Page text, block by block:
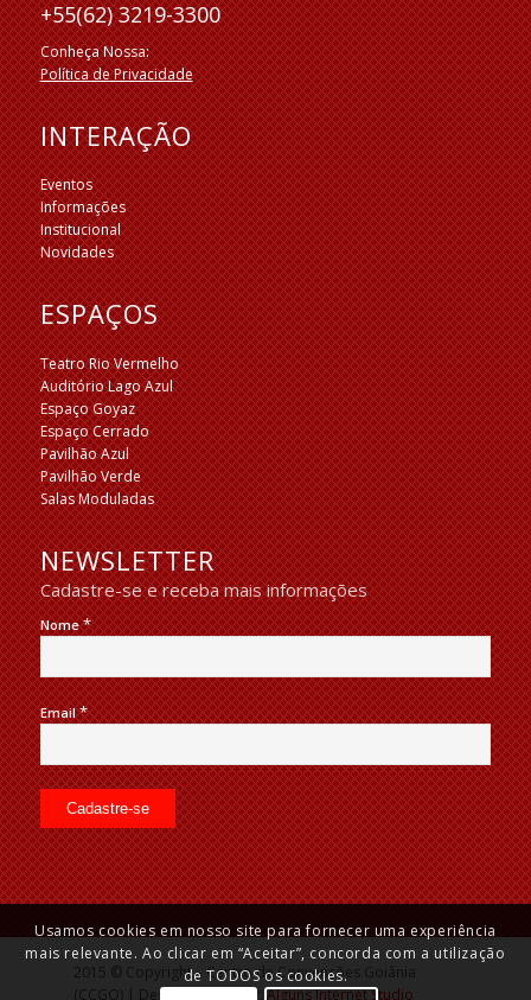
+55(62) 3219-3300
Conheça Nossa:
Política de Privacidade
INTERAÇÃO
Eventos
Informações
Institucional
Novidades
ESPAÇOS
Teatro Rio Vermelho
Auditório Lago Azul
Espaço Goyaz
Espaço Cerrado
Pavilhão Azul
Pavilhão Verde
Salas Moduladas
NEWSLETTER
Cadastre-se e receba mais informações
Nome*
Email*
2015 © Copyright – Centro de Convenções Goiânia
(CCGO) | Desenvolvido por:Alguns Internet Studio
Usamos cookies em nosso site para fornecer uma experiência
mais relevante. Ao clicar em “Aceitar”, concorda com a utilização
de TODOS os cookies.